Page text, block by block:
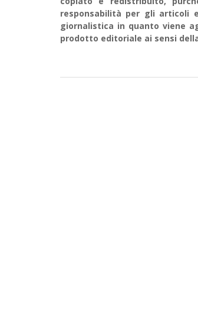
responsabilità per gli articoli
giornalistica in quanto viene
prodotto editoriale ai sensi